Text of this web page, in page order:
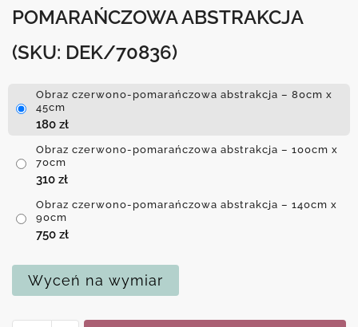
POMARAŃCZOWA ABSTRAKCJA
(SKU: DEK/70836)
Obraz czerwono-pomarańczowa abstrakcja – 80cm x
45cm
180 zł
Obraz czerwono-pomarańczowa abstrakcja – 100cm x
70cm
310 zł
Obraz czerwono-pomarańczowa abstrakcja – 140cm x
90cm
750 zł
Wyceń na wymiar